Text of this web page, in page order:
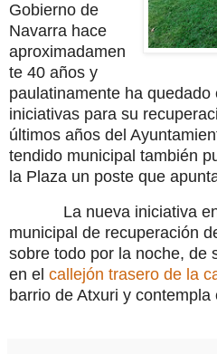
Gobierno de
Navarra hace
aproximadamen
te 40 años y
paulatinamente ha quedado
iniciativas para su
últimos años del
tendido municipal también
la Plaza un poste que
La nueva iniciativa
municipal de recuperación
sobre todo por la noche, de
en el callejón trasero de la
barrio de Atxuri y